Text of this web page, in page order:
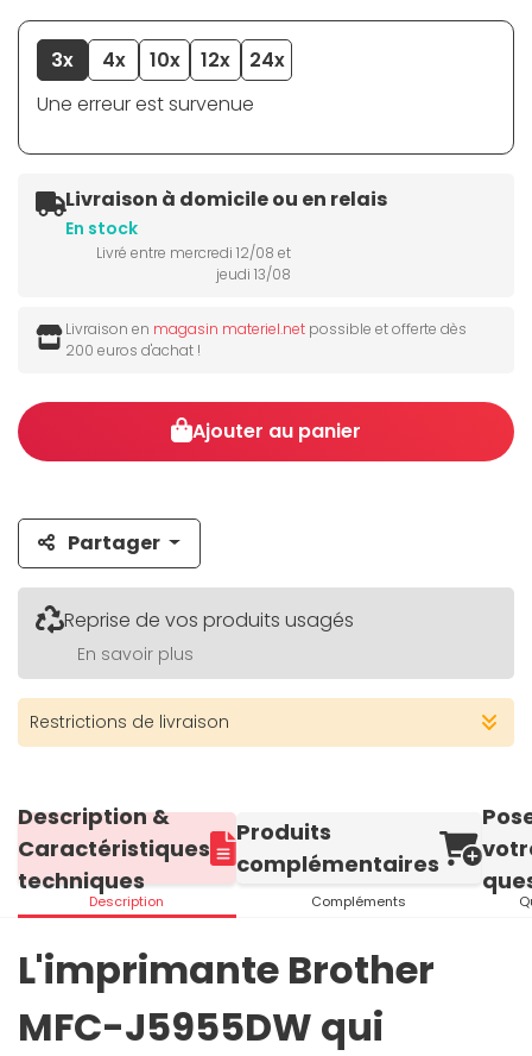
3x 4x 10x 12x
24x
Une erreur est survenue
Livraison à domicile ou en relais
En stock
Livré entre mercredi 12/08 et
jeudi 13/08
Livraison en magasin materiel.net possible et offerte dès
200 euros d'achat !
Ajouter au panier
Partager
Reprise de vos produits usagés
En savoir plus
Restrictions de livraison
Description &
Caractéristiques
techniques
Description
Produits
complémentaires
Compléments
L'imprimante Brother
MFC-J5955DW qui